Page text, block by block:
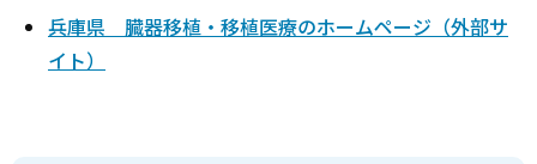
兵庫県 臓器移植・移植医療のホームページ（外部サ
イト）